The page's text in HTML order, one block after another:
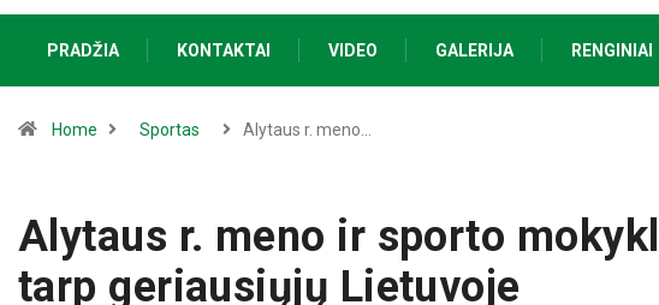
PRADŽIA KONTAKTAI VIDEO GALERIJA RENGINIAI
Home Sportas Alytaus r. meno…
Alytaus r. meno ir sporto
tarp geriausiųjų Lietuvoje